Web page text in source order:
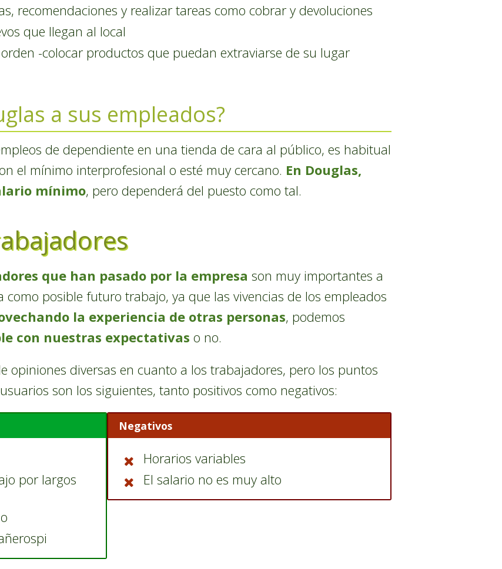
recomendaciones y realizar tareas como cobrar y devoluciones
que llegan al local
-colocar productos que puedan extraviarse de su lugar
a sus empleados?
de dependiente en una tienda de cara al público, es habitual
el mínimo interprofesional o esté muy cercano. En Douglas,
mínimo, pero dependerá del puesto como tal.
que han pasado por la empresa son muy importantes a
posible futuro trabajo, ya que las vivencias de los empleados
la experiencia de otras personas, podemos
con nuestras expectativas o no.
opiniones diversas en cuanto a los trabajadores, pero los puntos
son los siguientes, tanto positivos como negativos:
por largos
Negativos
Horarios variables
El salario no es muy alto